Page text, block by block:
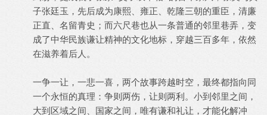
子张廷玉，先后成为康熙、雍正、乾隆三朝的重臣，清廉
正直、名留青史；而六尺巷也从一条普通的邻里巷弄，变
成了中华民族谦让精神的文化地标，穿越三百多年，依然
在滋养着后人。
一争一让，一悲一喜，两个故事跨越时空，最终都指向同
一个永恒的真理：争则两伤，让则两利。小到邻里之间，
大到区域之间、国家之间，唯有谦和礼让，才能化解冲